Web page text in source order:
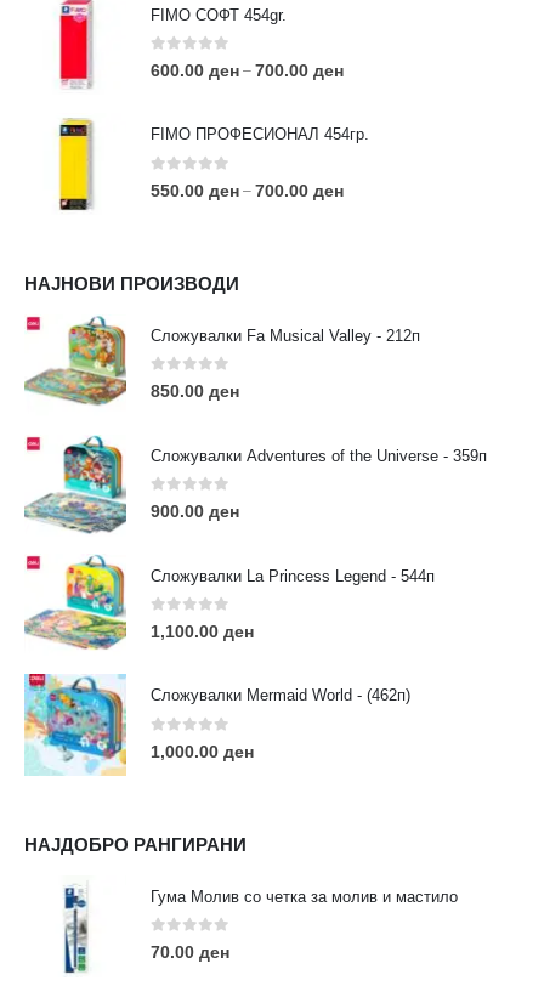
FIMO СОФТ 454gr.
0out of 5
600.00 ден – 700.00 ден
FIMO ПРОФЕСИОНАЛ 454гр.
0out of 5
550.00 ден – 700.00 ден
НАЈНОВИ ПРОИЗВОДИ
Сложувалки Fa Musical Valley - 212п
0out of 5
850.00 ден
Сложувалки Adventures of the Universe - 359п
0out of 5
900.00 ден
Сложувалки La Princess Legend - 544п
0 out of 5
1,100.00 ден
Сложувалки Mermaid World - (462п)
0 out of 5
1,000.00 ден
НАЈДОБРО РАНГИРАНИ
Гума Молив со четка за молив и мастило
0out of 5
70.00 ден
ул. 3та Македонска Бригада бр.46
ТЕЛЕФОН:
0038977640534
contact@moehobi.mk
РАБОТНО ВРЕМЕ:
Пон - Саб / 09:00 - 21:00
ЛИНКОВИ
Услови за користење
Големопродажба
Кариера
За нас
Нашите локации
ПОПУЛАРНИ ТАГОВИ
eurodanvest FIMO Креативни Сетови